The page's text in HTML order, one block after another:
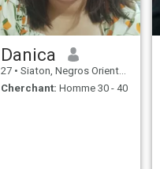
Danica
27 • Siaton, Negros Oriental, Philippines
Cherchant: Homme 30 - 40